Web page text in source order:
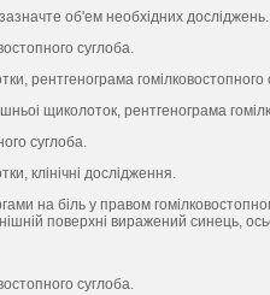
об'eм необхiдних дослiджень.
суглоба.
рентгенограма гомiлковостопного
щиколоток, рентгенограма
суглоба.
клiнiчнi дослiдження.
на бiль у правом
поверхнi виражений синець,
суглоба.